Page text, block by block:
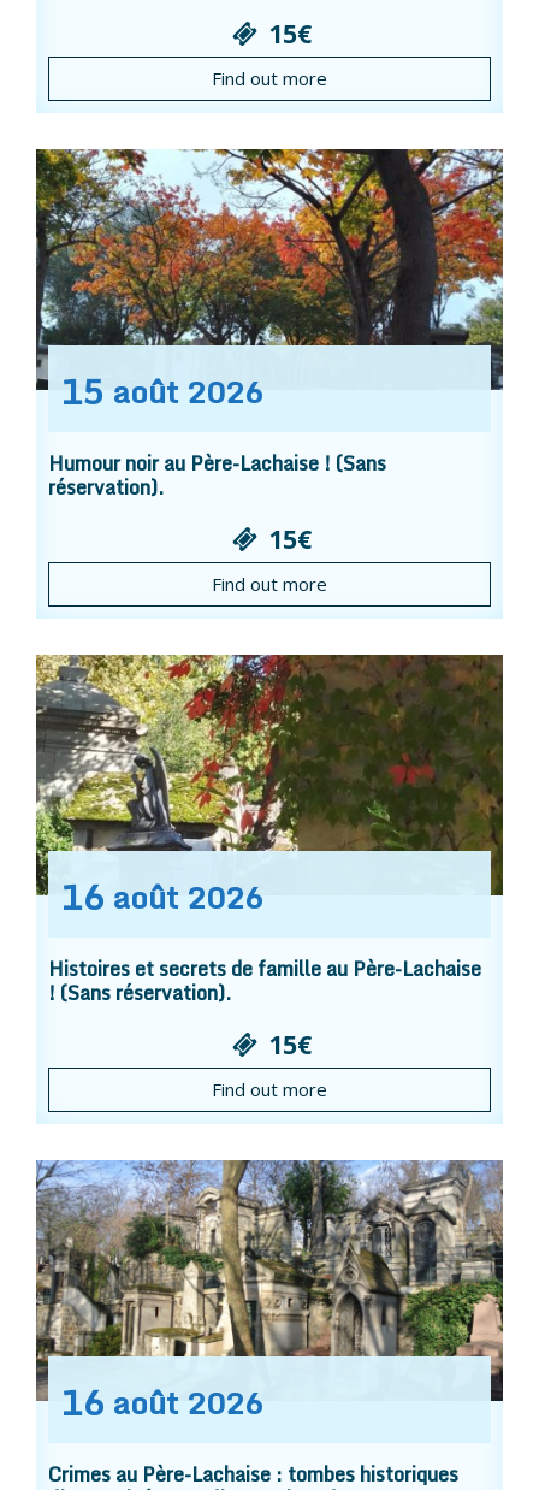
15€
Find out more
15 août 2026
Humour noir au Père-Lachaise ! (Sans
réservation).
15€
Find out more
16 août 2026
Histoires et secrets de famille au Père-Lachaise
! (Sans réservation).
15€
Find out more
16 août 2026
Crimes au Père-Lachaise : tombes historiques